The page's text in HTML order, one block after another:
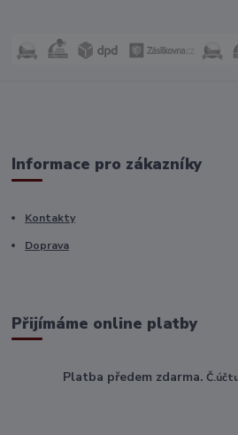
Informace pro zákazníky
Kontakty
Doprava
Přijímáme online platby
Platba předem zdarma.